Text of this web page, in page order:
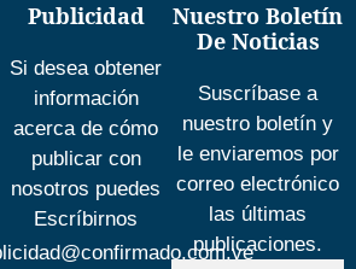
Publicidad
Si desea obtener
información
acerca de cómo
publicar con
nosotros puedes
Escríbirnos
Nuestro Boletín
De Noticias
Suscríbase a
nuestro boletín y
le enviaremos por
correo electrónico
las últimas
publicaciones.